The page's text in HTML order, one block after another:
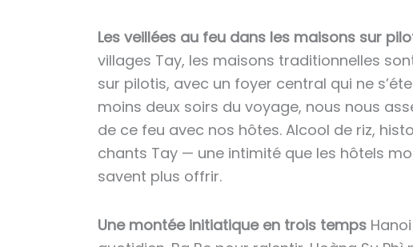
Les veillées au feu dans les maisons sur
villages Tay, les maisons traditionnelles
sur pilotis, avec un foyer central qui ne
moins deux soirs du voyage, nous nous
de ce feu avec nos hôtes. Alcool de riz,
chants Tay — une intimité que les hôtels
savent plus offrir.
Une montée initiatique en trois temps